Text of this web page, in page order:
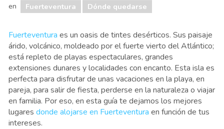
en Fuerteventura Dónde quedarse
Fuerteventura es un oasis de tintes desérticos. Sus paisaje
árido, volcánico, moldeado por el fuerte vierto del Atlántico;
está repleto de playas espectaculares, grandes
extensiones dunares y localidades con encanto. Esta isla es
perfecta para disfrutar de unas vacaciones en la playa, en
pareja, para salir de fiesta, perderse en la naturaleza o viajar
en familia. Por eso, en esta guía te dejamos los mejores
lugares donde alojarse en Fuerteventura en función de tus
intereses.